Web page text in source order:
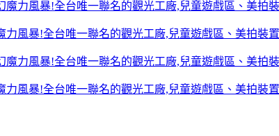
風暴!全台唯一聯名的觀光工廠,兒童遊戲區、美拍裝置
風暴!全台唯一聯名的觀光工廠,兒童遊戲區、美拍裝置